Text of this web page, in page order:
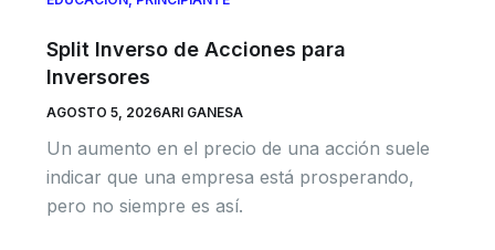
Split Inverso de Acciones para
Inversores
AGOSTO 5, 2026ARI GANESA
Un aumento en el precio de una acción suele
indicar que una empresa está prosperando,
pero no siempre es así.